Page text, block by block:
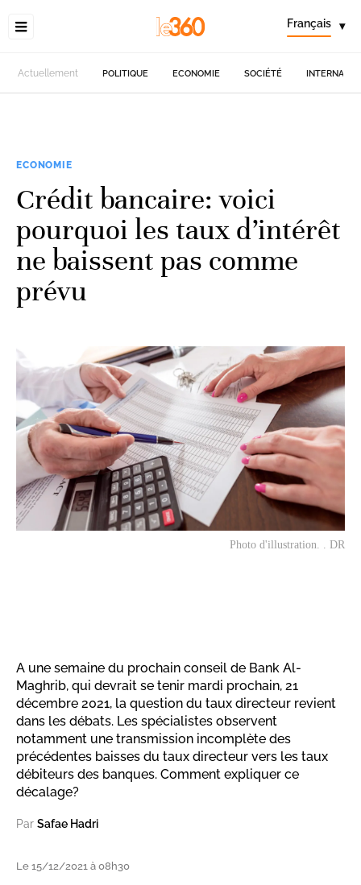
Français ▾
Actuellement POLITIQUE ECONOMIE SOCIÉTÉ
ECONOMIE
Crédit bancaire: voici
pourquoi les taux d’intérêt
ne baissent pas comme
prévu
Photo d'illustration. . DR
A une semaine du prochain conseil de Bank Al-
Maghrib, qui devrait se tenir mardi prochain, 21
décembre 2021, la question du taux directeur revient
dans les débats. Les spécialistes observent
notamment une transmission incomplète des
précédentes baisses du taux directeur vers les taux
débiteurs des banques. Comment expliquer ce
décalage?
Par Safae Hadri
Le 15/12/2021 à 08h30